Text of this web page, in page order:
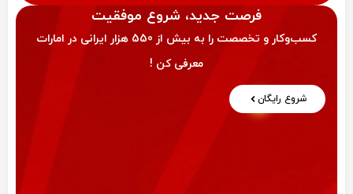
فرصت‌ جدید، شروع موفقیت
کسب‌وکار و تخصصت را به بیش از 550 هزار ایرانی در امارات
معرفی کن !
شروع رایگان